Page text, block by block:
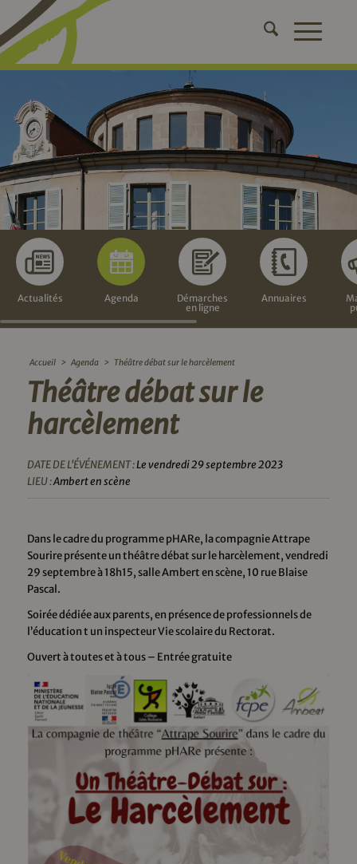
Actualités Agenda
Démarches
en ligne
Annuaires
Accueil > Agenda > Théâtre débat sur le harcèlement
Théâtre débat sur le
harcèlement
DATE DE L'ÉVÉNEMENT :Le vendredi 29 septembre 2023
LIEU :Ambert en scène
Dans le cadre du programme pHARe, la compagnie Attrape
Sourire présente un théâtre débat sur le harcèlement, vendredi
29 septembre à 18h15, salle Ambert en scène, 10 rue Blaise
Pascal.
Soirée dédiée aux parents, en présence de professionnels de
l’éducation t un inspecteur Vie scolaire du Rectorat.
Ouvert à toutes et à tous – Entrée gratuite